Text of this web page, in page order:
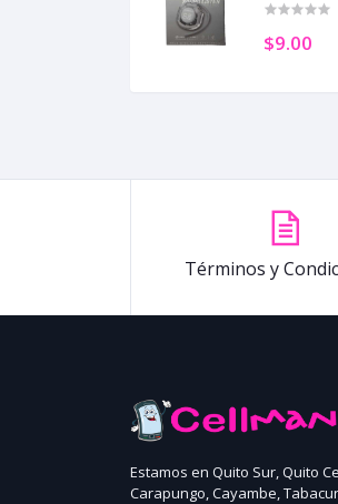
$9.00
Términos y
Estamos en Quito Sur, Quito
Carapungo, Cayambe,